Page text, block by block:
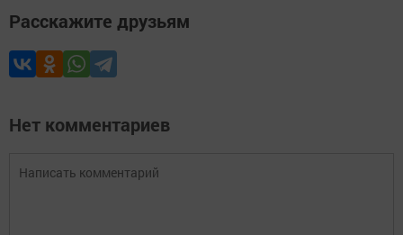
Расскажите друзьям
Нет комментариев